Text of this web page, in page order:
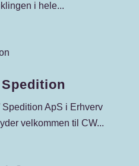
i hele...
ApS i Erhverv
velkommen til CW...